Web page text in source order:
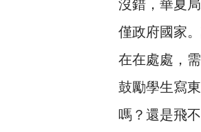
沒錯，華夏
僅政府國家
在在處處，
鼓勵學生寫
嗎？還是飛